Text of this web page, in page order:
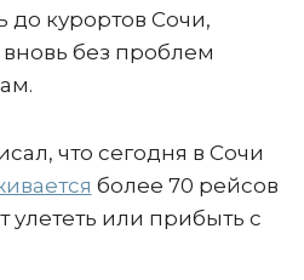
до курортов Сочи,
без проблем
что сегодня в Сочи
более 70 рейсов
улететь или прибыть с